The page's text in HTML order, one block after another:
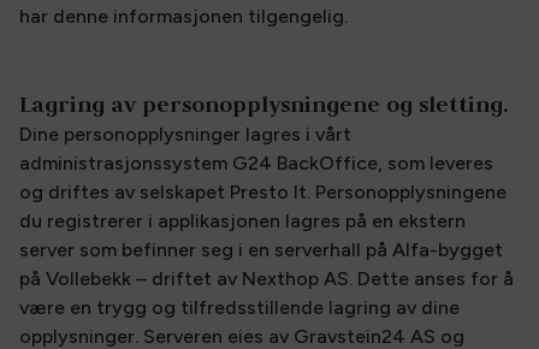
har denne informasjonen tilgengelig.
Lagring av personopplysningene og sletting.
Dine personopplysninger lagres i vårt
administrasjonssystem G24 BackOffice, som leveres
og driftes av selskapet Presto It. Personopplysningene
du registrerer i applikasjonen lagres på en ekstern
server som befinner seg i en serverhall på Alfa-bygget
på Vollebekk – driftet av Nexthop AS. Dette anses for å
være en trygg og tilfredsstillende lagring av dine
opplysninger. Serveren eies av Gravstein24 AS og